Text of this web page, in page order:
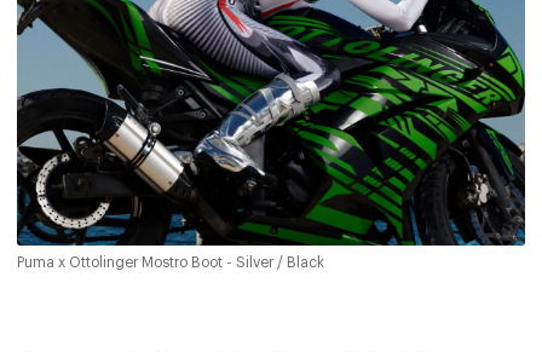
Puma x Ottolinger Mostro Boot - Silver / Black